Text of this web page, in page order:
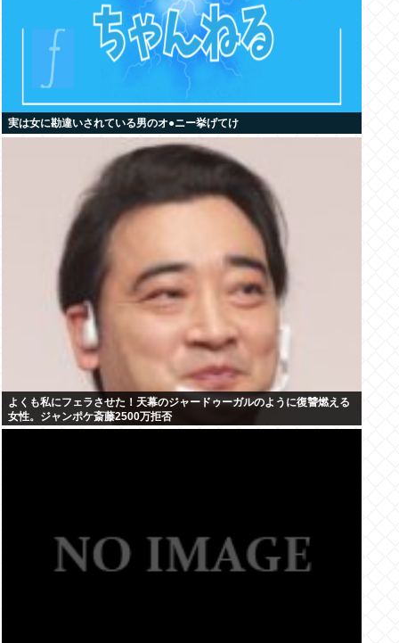
実は女に勘違いされている男のオ●ニー挙げてけ
よくも私にフェラさせた！天幕のジャードゥーガルのように復讐燃える
女性。ジャンポケ斎藤2500万拒否